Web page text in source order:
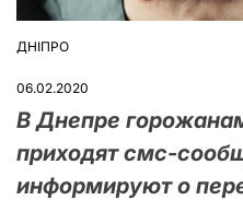
ОПУБЛІКУВАТИ
ДНІПРО
06.02.2020
В Днепре
приходят смс-
информируют о